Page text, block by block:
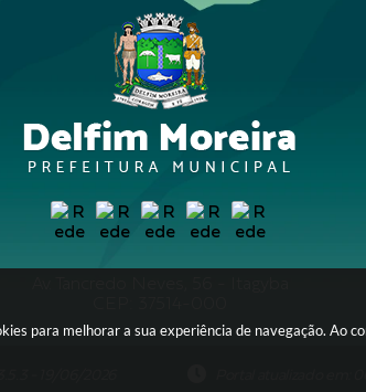
para melhorar a sua experiência de navegação. Ao